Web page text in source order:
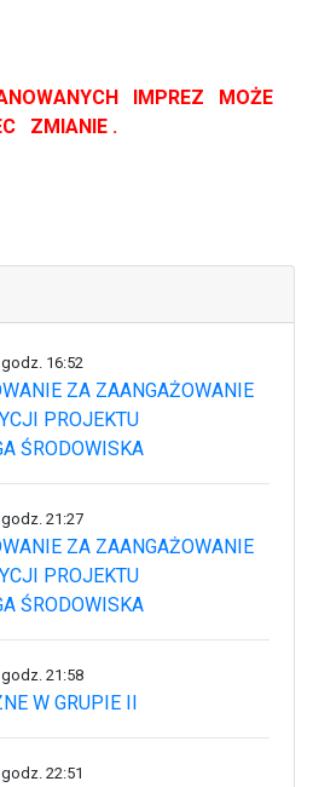
IMPREZ MOŻE
ZMIANIE .
16:52
ZA ZAANGAŻOWANIE
PROJEKTU
ŚRODOWISKA
godz. 21:27
ZA ZAANGAŻOWANIE
PROJEKTU
ŚRODOWISKA
godz. 21:58
W GRUPIE II
22:51